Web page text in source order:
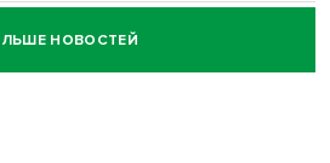
обеспечит
ЕДГ в Новосибирской
НОВОСТЕЙ